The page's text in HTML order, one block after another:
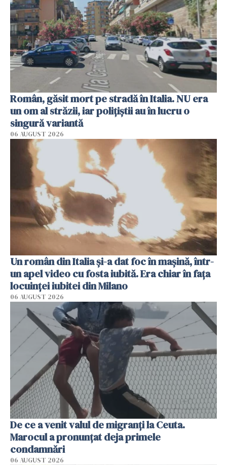
Român, găsit mort pe stradă în Italia. NU era
un om al străzii, iar polițiștii au în lucru o
singură variantă
06 AUGUST 2026
Un român din Italia și-a dat foc în mașină, într-
un apel video cu fosta iubită. Era chiar în fața
locuinței iubitei din Milano
06 AUGUST 2026
De ce a venit valul de migranți la Ceuta.
Marocul a pronunțat deja primele
condamnări
06 AUGUST 2026